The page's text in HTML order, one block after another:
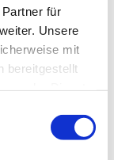
für
Unsere
mit
bereitgestellt